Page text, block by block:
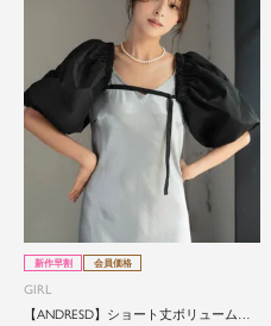
新作早割 会員価格
GIRL
【ANDRESD】ショート丈ボリュームバ